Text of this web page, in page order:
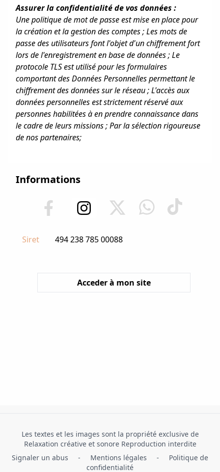
Assurer la confidentialité de vos données :
Une politique de mot de passe est mise en place pour
la création et la gestion des comptes ; Les mots de
passe des utilisateurs font l'objet d'un chiffrement fort
lors de l'enregistrement en base de données ; Le
protocole TLS est utilisé pour les formulaires
comportant des Données Personnelles permettant le
chiffrement des données sur le réseau ; L'accès aux
données personnelles est strictement réservé aux
personnes habilitées à en prendre connaissance dans
le cadre de leurs missions ; Par la sélection rigoureuse
de nos partenaires;
Informations
Siret 494 238 785 00088
Acceder à mon site
Les textes et les images sont la propriété exclusive de
Relaxation créative et sonore Reproduction interdite
Signaler un abus
- Mentions légales -
Politique de
confidentialité